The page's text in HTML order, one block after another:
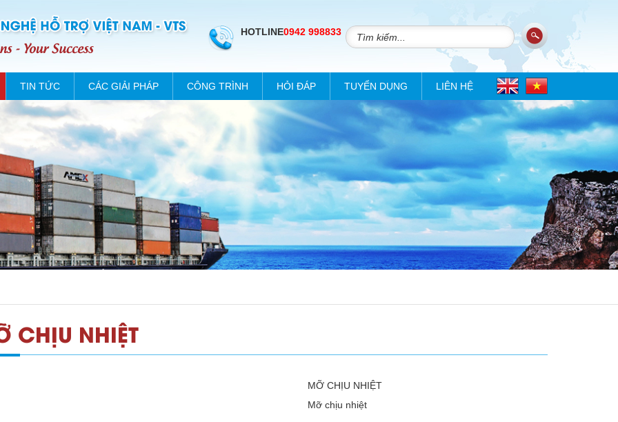
HOTLINE0942 998833
TIN TỨC CÁC GIẢI PHÁP CÔNG TRÌNH HỎI ĐÁP TUYỂN DỤNG LIÊN HỆ
CHỊU NHIỆT
MỠ CHỊU NHIỆT
Mỡ chịu nhiệt